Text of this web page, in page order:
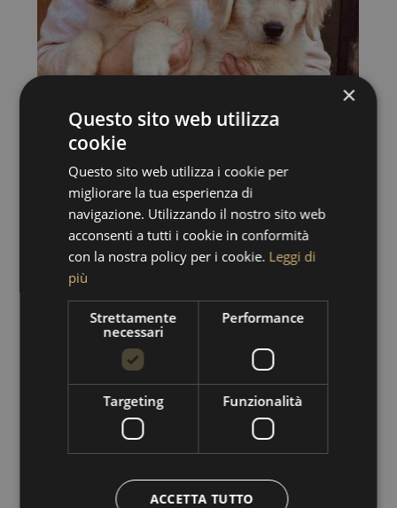
×
Questo sito web utilizza
cookie
Questo sito web utilizza i cookie per
migliorare la tua esperienza di
navigazione. Utilizzando il nostro sito web
acconsenti a tutti i cookie in conformità
con la nostra policy per i cookie. Leggi di
più
Strettamente
necessari
Performance
Targeting Funzionalità
ACCETTA TUTTO